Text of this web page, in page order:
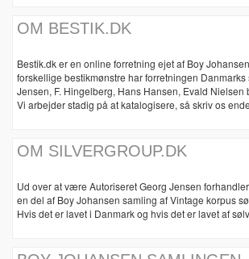
OM BESTIK.DK
Bestik.dk er en online forretning ejet af Boy
forskellige bestikmønstre har forretningen Danmarks
Jensen, F. Hingelberg, Hans Hansen, Evald Nielsen
Vi arbejder stadig på at katalogisere, så skriv os
OM SILVERGROUP.DK
Ud over at være Autoriseret Georg Jensen
en del af Boy Johansen samling af Vintage korpus
Hvis det er lavet i Danmark og hvis det er lavet af